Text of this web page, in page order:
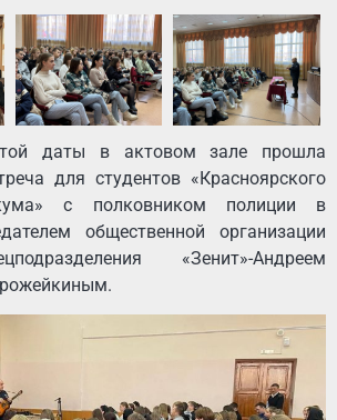
даты в актовом зале прошла
для студентов «Красноярского
с полковником полиции в
общественной организации
«Зенит»-Андреем